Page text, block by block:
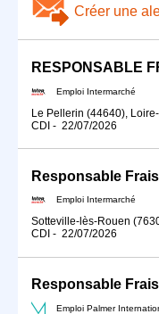
Créer une
RESPONSABLE
Emploi Intermarché
Le Pellerin (44640),
CDI - 22/07/2026
Responsable
Emploi Intermarché
Sotteville-lès-Rouen
CDI - 22/07/2026
Responsable
Emploi Palmer